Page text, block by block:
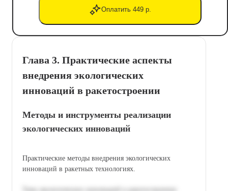
Оплатить 449 р.
Глава 3. Практические аспекты
внедрения экологических
инноваций в ракетостроении
Методы и инструменты реализации
экологических инноваций
Практические методы внедрения экологических
инноваций в ракетных технологиях.